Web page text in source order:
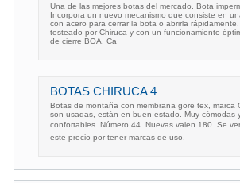
Una de las mejores botas del mercado. Bota
Incorpora un nuevo mecanismo que consiste en
con acero para cerrar la bota o abrirla rápidamente.
testeado por Chiruca y con un funcionamiento
de cierre BOA. Ca
BOTAS CHIRUCA 4
Botas de montaña con membrana gore tex, marca
son usadas, están en buen estado. Muy cómodas
confortables. Número 44. Nuevas valen 180. Se
este precio por tener marcas de uso.